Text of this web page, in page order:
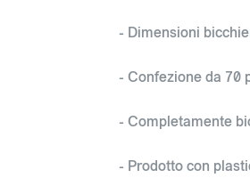
- Dimensioni
- Confezione da 70
- Completamente
- Prodotto con